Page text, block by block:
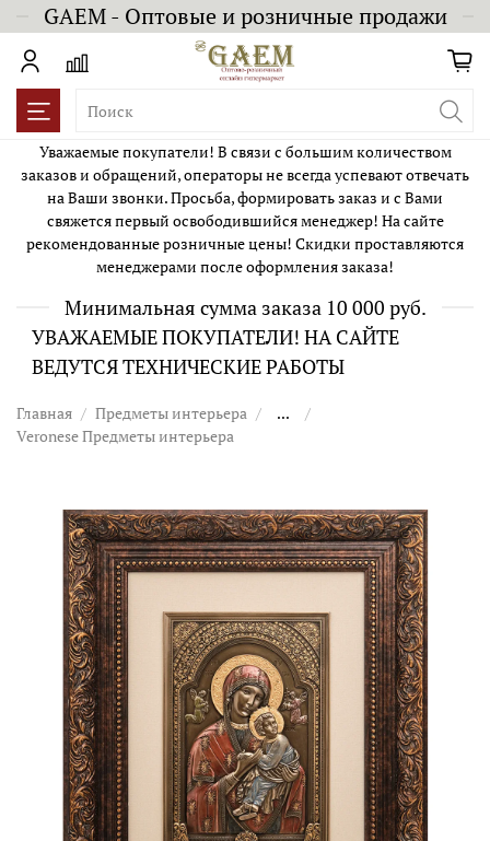
GAEM - Оптовые и розничные продажи
Уважаемые покупатели! В связи с большим количеством
заказов и обращений, операторы не всегда успевают отвечать
на Ваши звонки. Просьба, формировать заказ и с Вами
свяжется первый освободившийся менеджер! На сайте
рекомендованные розничные цены! Скидки проставляются
менеджерами после оформления заказа!
Минимальная сумма заказа 10 000 руб.
УВАЖАЕМЫЕ ПОКУПАТЕЛИ! НА САЙТЕ
ВЕДУТСЯ ТЕХНИЧЕСКИЕ РАБОТЫ
Главная Предметы интерьера
...
Veronese Предметы интерьера